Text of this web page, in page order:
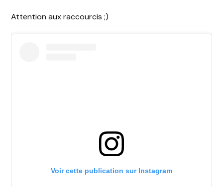
Attention aux raccourcis ;)
Voir cette publication sur Instagram